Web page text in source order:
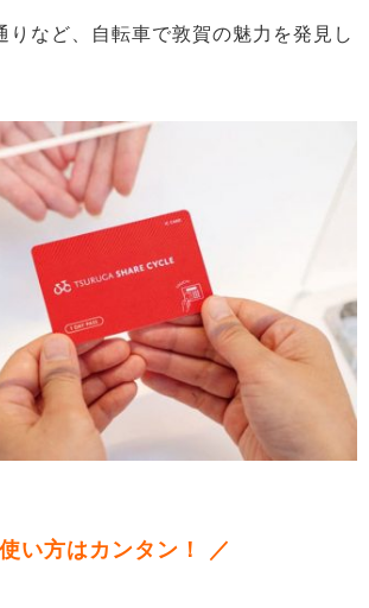
りなど、自転車で敦賀の魅力を発見し
い方はカンタン！ ／